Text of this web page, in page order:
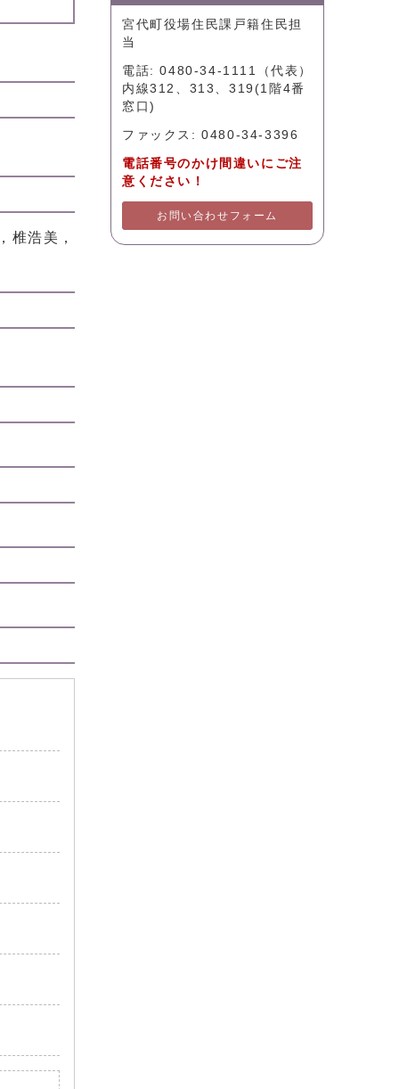
椎浩美，
宮代町役場住民課戸籍住民担
当
電話: 0480-34-1111（代表）
内線312、313、319(1階4番
窓口)
ファックス: 0480-34-3396
電話番号のかけ間違いにご注
意ください！
お問い合わせフォーム